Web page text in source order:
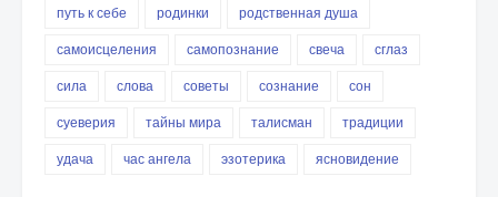
путь к себе
родинки
родственная душа
самоисцеления
самопознание свеча
сглаз
сила
слова советы сознание
сон
суеверия
тайны мира талисман
традиции
удача
час ангела эзотерика ясновидение